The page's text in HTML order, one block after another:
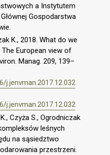
a Instytutem
Gospodarstwa
K., 2018. What do we
European view of
Manag. 209, 139–
j.jenvman.2017.12.032
j.jenvman.2017.12.032
Czyża S., Ogrodniczak
leśnych
na sąsiedztwo
przestrzeni.